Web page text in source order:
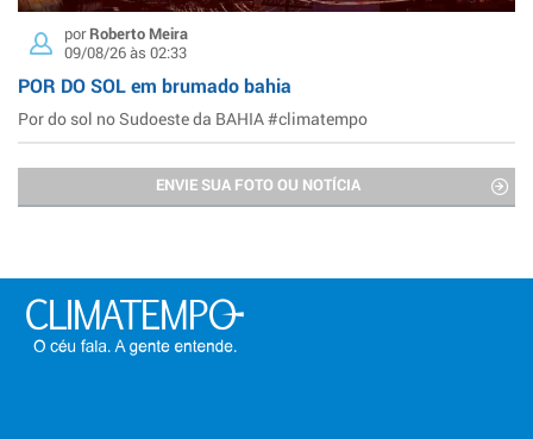
porRoberto Meira
09/08/26 às 02:33
POR DO SOL em brumado bahia
Por do sol no Sudoeste da BAHIA #climatempo
ENVIE SUA FOTO OU NOTÍCIA